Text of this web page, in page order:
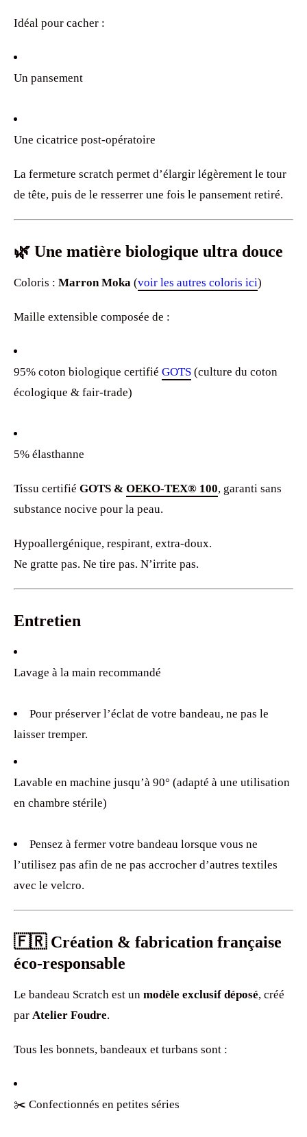
Idéal pour cacher :
Un pansement
Une cicatrice post-opératoire
La fermeture scratch permet d’élargir légèrement le tour
de tête, puis de le resserrer une fois le pansement retiré.
🌿 Une matière biologique ultra douce
Coloris : Marron Moka (voir les autres coloris ici)
Maille extensible composée de :
95% coton biologique certifié GOTS (culture du coton
écologique & fair-trade)
5% élasthanne
Tissu certifié GOTS & OEKO-TEX® 100, garanti sans
substance nocive pour la peau.
Hypoallergénique, respirant, extra-doux.
Ne gratte pas. Ne tire pas. N’irrite pas.
Entretien
Lavage à la main recommandé
Pour préserver l’éclat de votre bandeau, ne pas le
laisser tremper.
Lavable en machine jusqu’à 90° (adapté à une utilisation
en chambre stérile)
Pensez à fermer votre bandeau lorsque vous ne
l’utilisez pas afin de ne pas accrocher d’autres textiles
avec le velcro.
🇫🇷 Création & fabrication française
éco-responsable
Le bandeau Scratch est un modèle exclusif déposé, créé
par Atelier Foudre.
Tous les bonnets, bandeaux et turbans sont :
✂️ Confectionnés en petites séries